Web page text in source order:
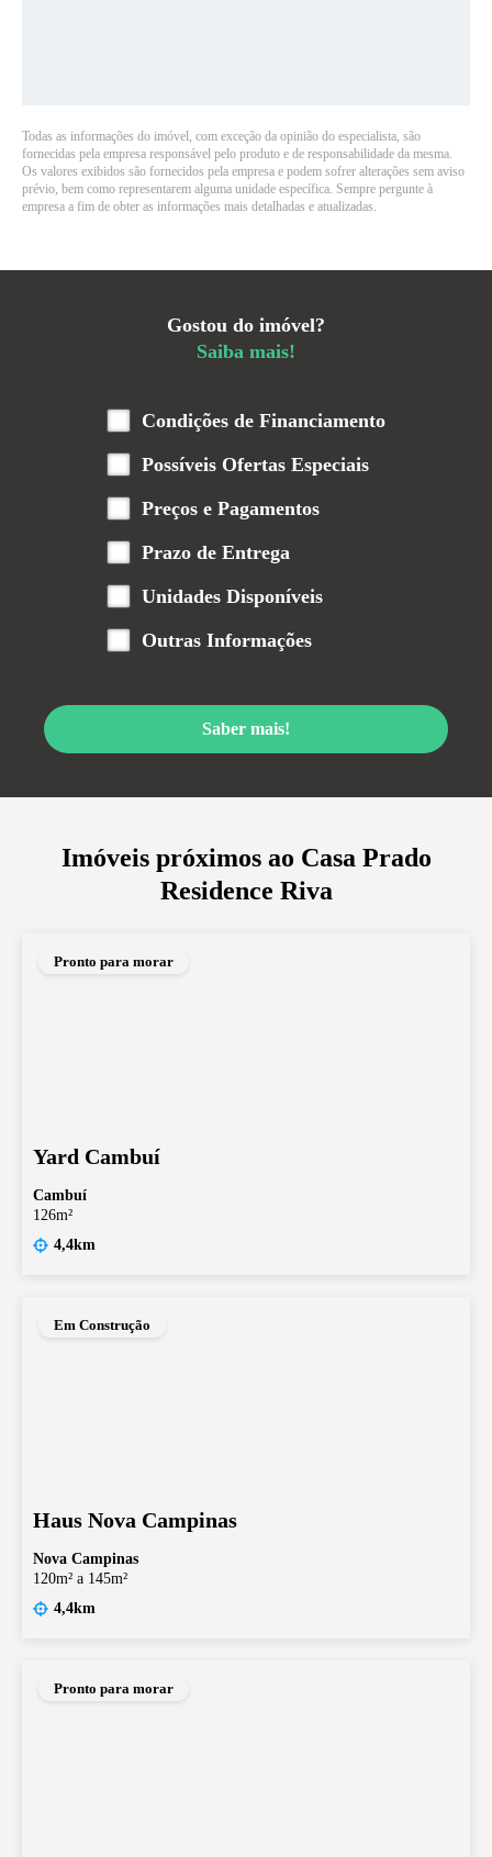
Todas as informações do imóvel, com exceção da opinião do especialista, são
fornecidas pela empresa responsável pelo produto e de responsabilidade da mesma.
Os valores exibidos são fornecidos pela empresa e podem sofrer alterações sem aviso
prévio, bem como representarem alguma unidade específica. Sempre pergunte à
empresa a fim de obter as informações mais detalhadas e atualizadas.
Gostou do imóvel?
Saiba mais!
Condições de Financiamento
Possíveis Ofertas Especiais
Preços e Pagamentos
Prazo de Entrega
Unidades Disponíveis
Outras Informações
Saber mais!
Imóveis próximos ao Casa Prado
Residence Riva
Pronto para morar
Yard Cambuí
Cambuí
126m²
4,4km
Em Construção
Haus Nova Campinas
Nova Campinas
120m² a 145m²
4,4km
Pronto para morar